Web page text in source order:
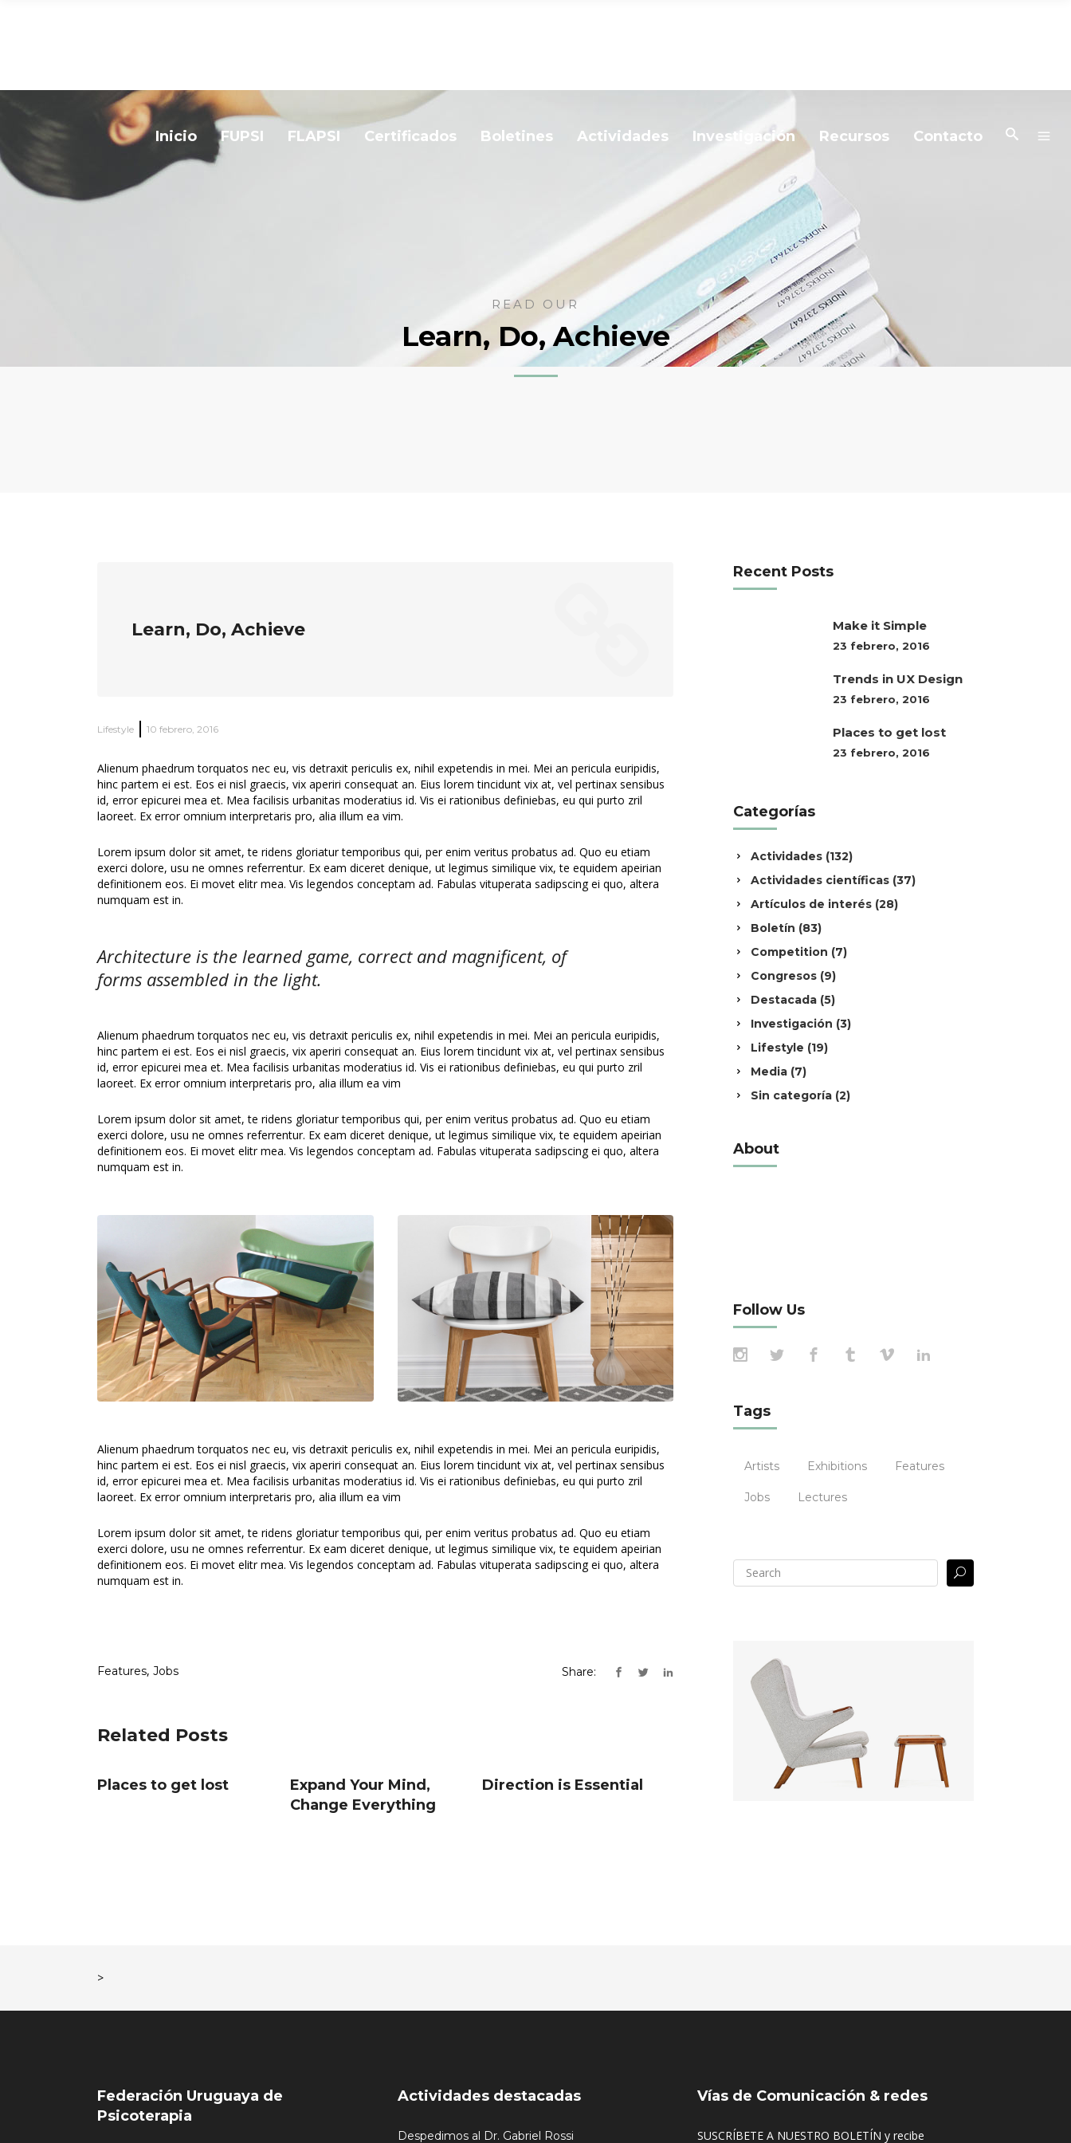
Inicio FUPSI FLAPSI Certificados Boletines Actividades Investigación Recursos Contacto
READ OUR
Learn, Do, Achieve
Learn, Do, Achieve
Lifestyle 10 febrero, 2016
Alienum phaedrum torquatos nec eu, vis detraxit periculis ex, nihil expetendis in mei. Mei an pericula euripidis,
hinc partem ei est. Eos ei nisl graecis, vix aperiri consequat an. Eius lorem tincidunt vix at, vel pertinax sensibus
id, error epicurei mea et. Mea facilisis urbanitas moderatius id. Vis ei rationibus definiebas, eu qui purto zril
laoreet. Ex error omnium interpretaris pro, alia illum ea vim.
Lorem ipsum dolor sit amet, te ridens gloriatur temporibus qui, per enim veritus probatus ad. Quo eu etiam
exerci dolore, usu ne omnes referrentur. Ex eam diceret denique, ut legimus similique vix, te equidem apeirian
definitionem eos. Ei movet elitr mea. Vis legendos conceptam ad. Fabulas vituperata sadipscing ei quo, altera
numquam est in.
Architecture is the learned game, correct and magnificent, of
forms assembled in the light.
Alienum phaedrum torquatos nec eu, vis detraxit periculis ex, nihil expetendis in mei. Mei an pericula euripidis,
hinc partem ei est. Eos ei nisl graecis, vix aperiri consequat an. Eius lorem tincidunt vix at, vel pertinax sensibus
id, error epicurei mea et. Mea facilisis urbanitas moderatius id. Vis ei rationibus definiebas, eu qui purto zril
laoreet. Ex error omnium interpretaris pro, alia illum ea vim
Lorem ipsum dolor sit amet, te ridens gloriatur temporibus qui, per enim veritus probatus ad. Quo eu etiam
exerci dolore, usu ne omnes referrentur. Ex eam diceret denique, ut legimus similique vix, te equidem apeirian
definitionem eos. Ei movet elitr mea. Vis legendos conceptam ad. Fabulas vituperata sadipscing ei quo, altera
numquam est in.
Alienum phaedrum torquatos nec eu, vis detraxit periculis ex, nihil expetendis in mei. Mei an pericula euripidis,
hinc partem ei est. Eos ei nisl graecis, vix aperiri consequat an. Eius lorem tincidunt vix at, vel pertinax sensibus
id, error epicurei mea et. Mea facilisis urbanitas moderatius id. Vis ei rationibus definiebas, eu qui purto zril
laoreet. Ex error omnium interpretaris pro, alia illum ea vim
Lorem ipsum dolor sit amet, te ridens gloriatur temporibus qui, per enim veritus probatus ad. Quo eu etiam
exerci dolore, usu ne omnes referrentur. Ex eam diceret denique, ut legimus similique vix, te equidem apeirian
definitionem eos. Ei movet elitr mea. Vis legendos conceptam ad. Fabulas vituperata sadipscing ei quo, altera
numquam est in.
Features, Jobs Share:
Related Posts
Places to get lost
Expand Your Mind,
Change Everything
Direction is Essential
Recent Posts
Make it Simple
23 febrero, 2016
Trends in UX Design
23 febrero, 2016
Places to get lost
23 febrero, 2016
Categorías
Actividades (132)
Actividades científicas (37)
Artículos de interés (28)
Boletín (83)
Competition (7)
Congresos (9)
Destacada (5)
Investigación (3)
Lifestyle (19)
Media (7)
Sin categoría (2)
About
Follow Us
Tags
Artists Exhibitions Features
Jobs Lectures
>
Federación Uruguaya de
Psicoterapia
Actividades destacadas
Despedimos al Dr. Gabriel Rossi
Vías de Comunicación & redes
SUSCRÍBETE A NUESTRO BOLETÍN y recibe